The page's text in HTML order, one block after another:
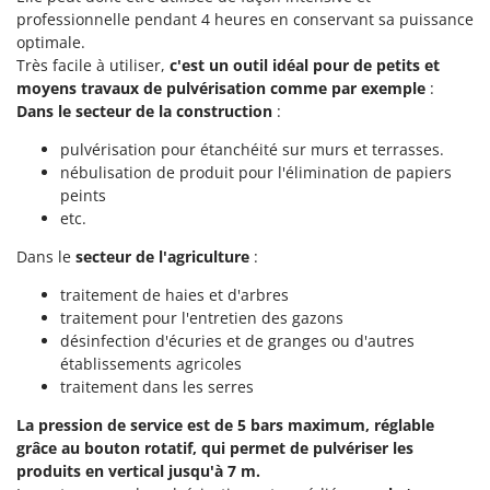
Groupes électrogènes
Gyrobroyeurs à lame pour tracteur
H
Haches - Cognées et Hachettes
Hachoirs à viande
Herses à Dents
Herses Rotatives
L
Lames niveleuses pour tracteur
Lave-vitres
Lieuses électriques pour vignes
M
Machines à pâtes
E
EcoFlow
Edilmark
Effeuno
Einhell
Elegen
Energy Gruppi
Enotecnica Pillan
EuroMech
Eurosystems
Fama Industrie
Famag
professionnelle pendant 4 heures en conservant sa puissance
optimale.
Très facile à utiliser, c'est un outil idéal pour de petits et
moyens travaux de pulvérisation comme par exemple :
Dans le secteur de la construction :
pulvérisation pour étanchéité sur murs et terrasses.
nébulisation de produit pour l'élimination de papiers
peints
etc.
Dans le secteur de l'agriculture :
traitement de haies et d'arbres
traitement pour l'entretien des gazons
désinfection d'écuries et de granges ou d'autres
établissements agricoles
traitement dans les serres
La pression de service est de 5 bars maximum, réglable
grâce au bouton rotatif, qui permet de pulvériser les
produits en vertical jusqu'à 7 m.